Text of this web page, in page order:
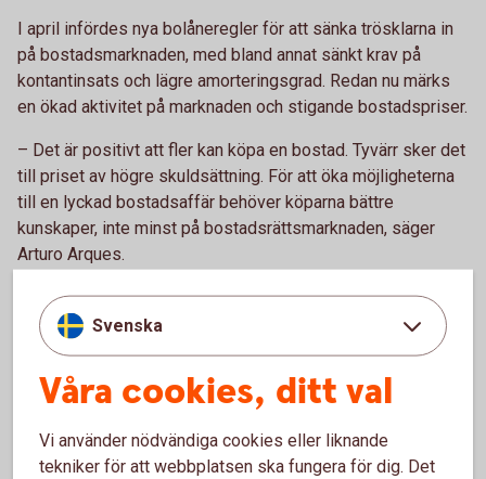
I april infördes nya bolåneregler för att sänka trösklarna in
på bostadsmarknaden, med bland annat sänkt krav på
kontantinsats och lägre amorteringsgrad. Redan nu märks
en ökad aktivitet på marknaden och stigande bostadspriser.
– Det är positivt att fler kan köpa en bostad. Tyvärr sker det
till priset av högre skuldsättning. För att öka möjligheterna
till en lyckad bostadsaffär behöver köparna bättre
kunskaper, inte minst på bostadsrättsmarknaden, säger
Arturo Arques.
Rapporten Swedbank Boindex kvartal 1 2026 och guiden
Köp av nyproducerad bostadsrätt finns på
www.swedbank.se/privatekonomi.
Kontakt:
Arturo Arques, Swedbank och sparbankernas privatekonom,
Svenska
Våra cookies, ditt val
Vi använder nödvändiga cookies eller liknande
tekniker för att webbplatsen ska fungera för dig. Det